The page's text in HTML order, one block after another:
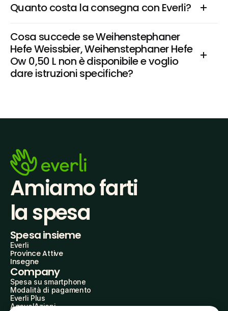
Quanto costa la consegna con Everli?
Cosa succede se Weihenstephaner
Hefe Weissbier, Weihenstephaner Hefe
Ow 0,50 L non è disponibile e voglio
dare istruzioni specifiche?
Amiamo farti
la spesa
Spesa insieme
Everli
Province Attive
Insegne
Company
Spesa su smartphone
Modalità di pagamento
Everli Plus
AgevolAzioni